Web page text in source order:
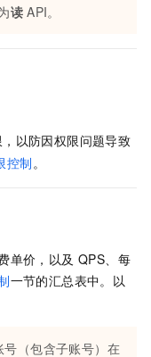
读 API。
以防因权限问题导致
控制。
单价，以及 QPS、每
一节的汇总表中。以
（包含子账号）在